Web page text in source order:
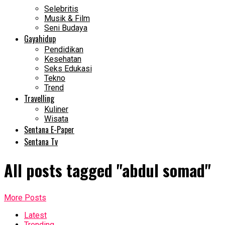
Selebritis
Musik & Film
Seni Budaya
Gayahidup
Pendidikan
Kesehatan
Seks Edukasi
Tekno
Trend
Travelling
Kuliner
Wisata
Sentana E-Paper
Sentana Tv
All posts tagged "abdul somad"
More Posts
Latest